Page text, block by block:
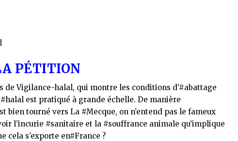
PÉTITION
de Vigilance-halal, qui montre les conditions d’‪#‎abattage‬
‪#‎halal‬ est pratiqué à grande échelle. De manière
bien tourné vers La ‪#‎Mecque‬, on n’entend pas le fameux
l’incurie ‪#‎sanitaire‬ et la ‪#‎souffrance‬ animale qu’implique
cela s’exporte en‪#‎France‬ ?